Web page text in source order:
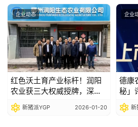
企业动态
红色沃土育产业标杆！润阳
农业获三大权威授牌，深耕
绿色生猪养殖赛道
新猪派YGP 2026-01-20
企业
德康
秘」
新